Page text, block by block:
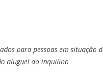
para pessoas em
aluguel do inquilino